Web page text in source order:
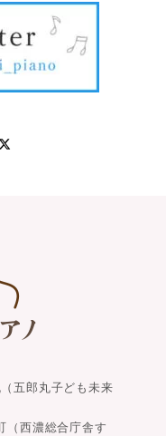
五郎丸子ども未来
（西濃総合庁舎す